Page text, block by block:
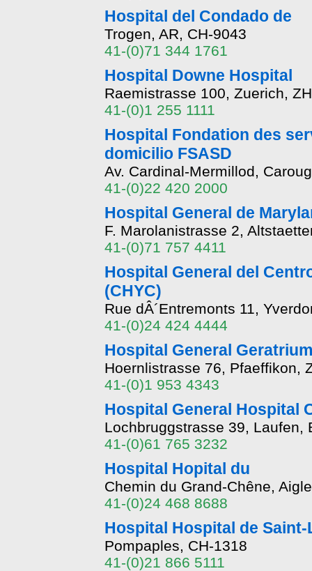
Hospital del Condado de
Trogen, AR, CH-9043
41-(0)71 344 1761
Hospital Downe Hospital
Raemistrasse 100, Zuerich,
41-(0)1 255 1111
Hospital Fondation des
domicilio FSASD
Av. Cardinal-Mermillod,
41-(0)22 420 2000
Hospital General de
F. Marolanistrasse 2,
41-(0)71 757 4411
Hospital General del
(CHYC)
Rue dÂ´Entremonts 11,
41-(0)24 424 4444
Hospital General
Hoernlistrasse 76, Pfaeffikon,
41-(0)1 953 4343
Hospital General Hospital
Lochbruggstrasse 39, Laufen,
41-(0)61 765 3232
Hospital Hopital du
Chemin du Grand-Chêne,
41-(0)24 468 8688
Hospital Hospital de Saint-
Pompaples, CH-1318
41-(0)21 866 5111